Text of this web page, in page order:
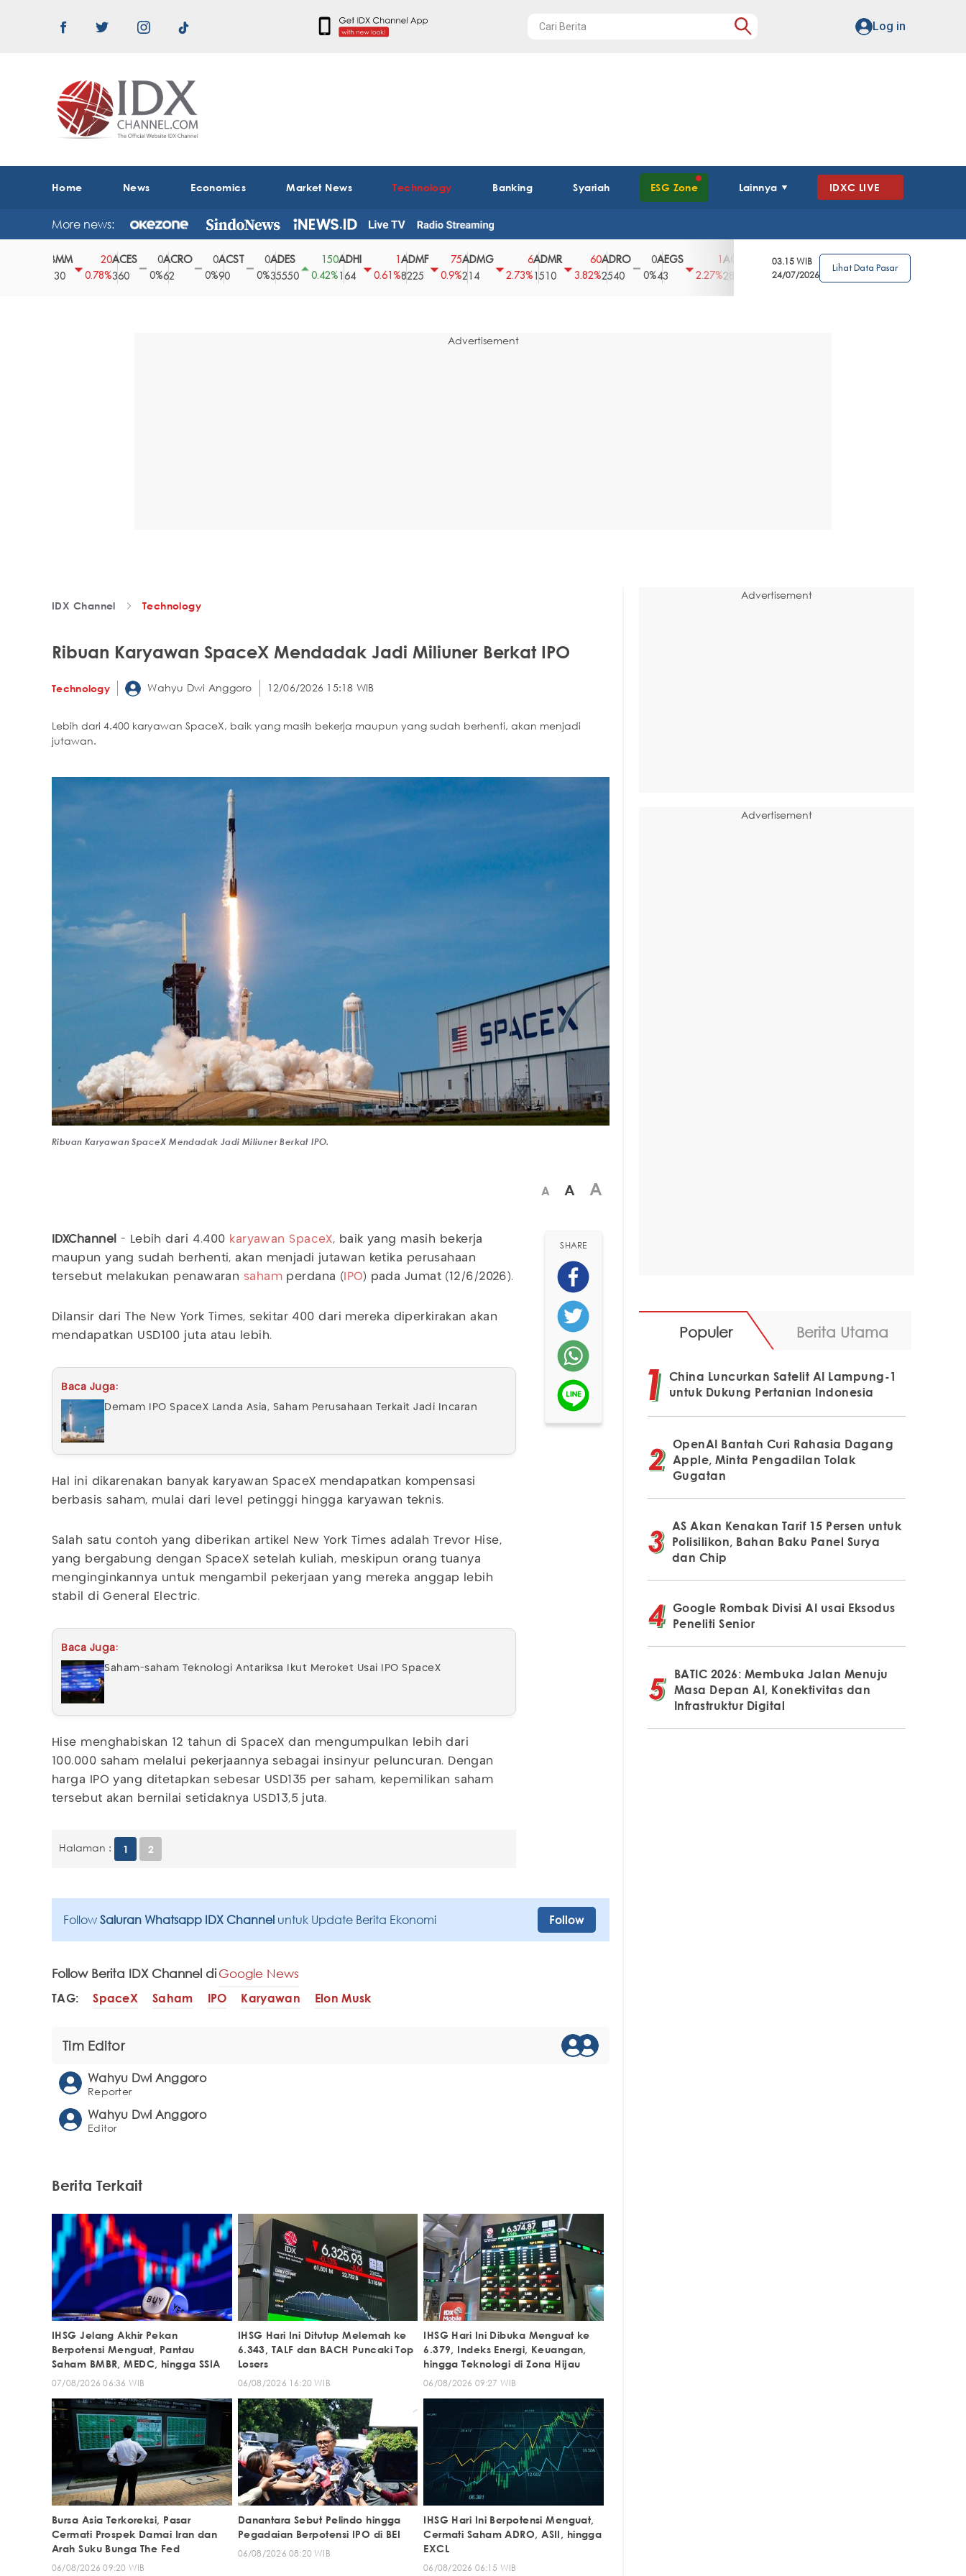
Log in
Home News Economics Market News Technology Banking Syariah ESG Zone Lainnya IDXC LIVE
More news:
20
0.78%
ACES
360
0
0%
ACRO
0ACST
0
0%
ADES
35550
150
0.42%
ADHI
164
0.61%
ADMF
8225
75
0.9%
ADMG
214
2.73%
ADMR
1510
60
3.82%
ADRO
2540
0
0%
AEGS
2.27% 2850
3.39%
AGRO
148
4
2.63%
0%
03.15 WIB
24/07/2026
Lihat Data Pasar
Advertisement
IDX Channel Technology
Ribuan Karyawan SpaceX Mendadak Jadi Miliuner Berkat IPO
Technology Wahyu Dwi Anggoro 12/06/2026 15:18 WIB
Lebih dari 4.400 karyawan SpaceX, baik yang masih bekerja maupun yang sudah berhenti, akan menjadi
jutawan.
Ribuan Karyawan SpaceX Mendadak Jadi Miliuner Berkat IPO.
A A A
IDXChannel - Lebih dari 4.400 karyawan SpaceX , baik yang masih bekerja
maupun yang sudah berhenti, akan menjadi jutawan ketika perusahaan
tersebut melakukan penawaran sahamperdana ( IPO) pada Jumat (12/6/2026).
Dilansir dari The New York Times, sekitar 400 dari mereka diperkirakan akan
mendapatkan USD100 juta atau lebih.
Baca Juga:
Demam IPO SpaceX Landa Asia, Saham Perusahaan Terkait Jadi Incaran
Hal ini dikarenakan banyak karyawan SpaceX mendapatkan kompensasi
berbasis saham, mulai dari level petinggi hingga karyawan teknis.
Salah satu contoh yang diberikan artikel New York Times adalah Trevor Hise,
yang bergabung dengan SpaceX setelah kuliah, meskipun orang tuanya
menginginkannya untuk mengambil pekerjaan yang mereka anggap lebih
stabil di General Electric.
Baca Juga:
Saham-saham Teknologi Antariksa Ikut Meroket Usai IPO SpaceX
Hise menghabiskan 12 tahun di SpaceX dan mengumpulkan lebih dari
100.000 saham melalui pekerjaannya sebagai insinyur peluncuran. Dengan
harga IPO yang ditetapkan sebesar USD135 per saham, kepemilikan saham
tersebut akan bernilai setidaknya USD13,5 juta.
Halaman : 1 2
SHARE
Follow Saluran Whatsapp IDX Channel untuk Update Berita Ekonomi Follow
Follow Berita IDX Channel diGoogle News
TAG: SpaceX Saham IPO Karyawan Elon Musk
Tim Editor
Wahyu Dwi Anggoro
Reporter
Wahyu Dwi Anggoro
Editor
Berita Terkait
IHSG Jelang Akhir Pekan
Berpotensi Menguat, Pantau
Saham BMBR, MEDC, hingga SSIA
07/08/2026 06:36 WIB
IHSG Hari Ini Ditutup Melemah ke
6.343, TALF dan BACH Puncaki Top
Losers
06/08/2026 16:20 WIB
IHSG Hari Ini Dibuka Menguat ke
6.379, Indeks Energi, Keuangan,
hingga Teknologi di Zona Hijau
06/08/2026 09:27 WIB
Bursa Asia Terkoreksi, Pasar
Cermati Prospek Damai Iran dan
Arah Suku Bunga The Fed
06/08/2026 09:20 WIB
Danantara Sebut Pelindo hingga
Pegadaian Berpotensi IPO di BEI
06/08/2026 08:20 WIB
IHSG Hari Ini Berpotensi Menguat,
Cermati Saham ADRO, ASII, hingga
EXCL
06/08/2026 06:15 WIB
Advertisement
Advertisement
Populer Berita Utama
China Luncurkan Satelit AI Lampung-1
untuk Dukung Pertanian Indonesia
OpenAI Bantah Curi Rahasia Dagang
Apple, Minta Pengadilan Tolak
Gugatan
AS Akan Kenakan Tarif 15 Persen untuk
Polisilikon, Bahan Baku Panel Surya
dan Chip
Google Rombak Divisi AI usai Eksodus
Peneliti Senior
BATIC 2026: Membuka Jalan Menuju
Masa Depan AI, Konektivitas dan
Infrastruktur Digital